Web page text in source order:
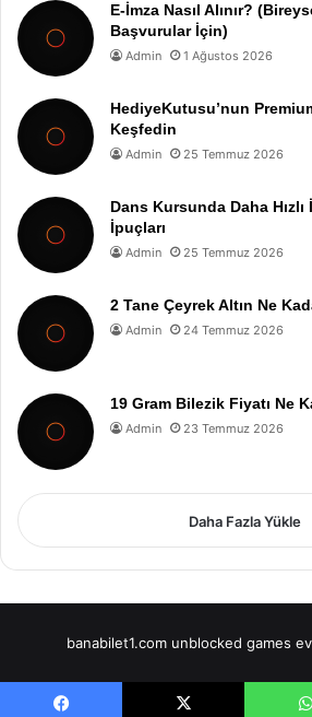
E-İmza Nasıl Alınır?
Başvurular İçin)
Admin 1 Ağustos 2026
HediyeKutusu’nun
Keşfedin
Admin 25 Temmuz 2026
Dans Kursunda Daha
İpuçları
Admin 25 Temmuz 2026
2 Tane Çeyrek Altın Ne
Admin 24 Temmuz 2026
19 Gram Bilezik Fiyatı Ne
Admin 23 Temmuz 2026
Daha Fazla Yükle
banabilet1.com unblocked games